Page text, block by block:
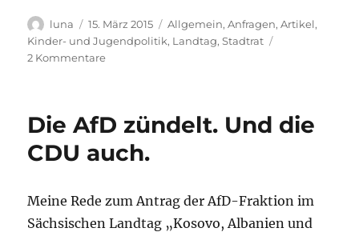
Autor
luna
Veröffentlicht
am
15. März 2015 Kategorien
Allgemein,Anfragen,Artikel,
Kinder- und Jugendpolitik, Landtag,Stadtrat
2 Kommentarezu
Finanzierung
Die AfD zündelt. Und die
CDU auch.
Meine Rede zum Antrag der AfD-Fraktion im
Sächsischen Landtag „Kosovo, Albanien und